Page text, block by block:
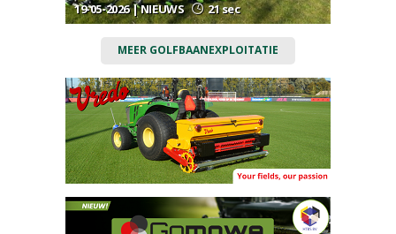
19-05-2026 | NIEUWS 21 sec
MEER GOLFBAANEXPLOITATIE